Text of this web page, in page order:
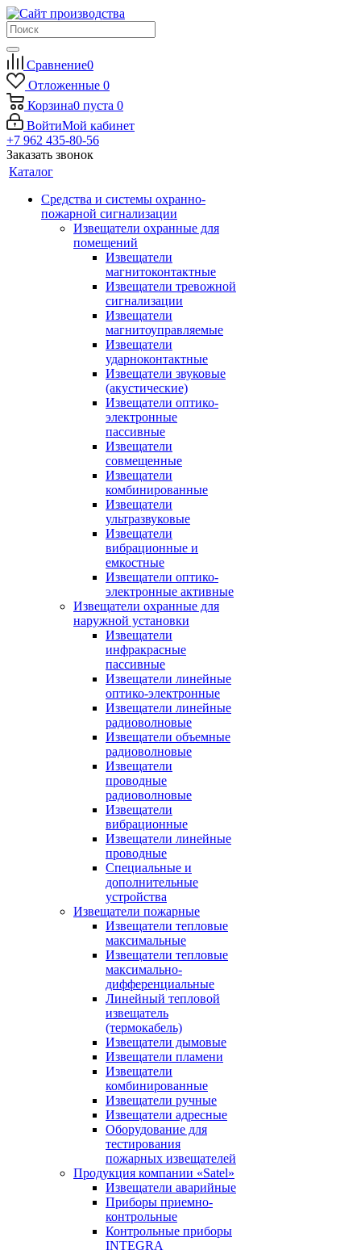
Сравнение0
Отложенные 0
Корзина0 пуста 0
ВойтиМой кабинет
+7 962 435-80-56
Заказать звонок
Каталог
Средства и системы охранно-
пожарной сигнализации
Извещатели охранные для
помещений
Извещатели
магнитоконтактные
Извещатели тревожной
сигнализации
Извещатели
магнитоуправляемые
Извещатели
ударноконтактные
Извещатели звуковые
(акустические)
Извещатели оптико-
электронные
пассивные
Извещатели
совмещенные
Извещатели
комбинированные
Извещатели
ультразвуковые
Извещатели
вибрационные и
емкостные
Извещатели оптико-
электронные активные
Извещатели охранные для
наружной установки
Извещатели
инфракрасные
пассивные
Извещатели линейные
оптико-электронные
Извещатели линейные
радиоволновые
Извещатели объемные
радиоволновые
Извещатели
проводные
радиоволновые
Извещатели
вибрационные
Извещатели линейные
проводные
Специальные и
дополнительные
устройства
Извещатели пожарные
Извещатели тепловые
максимальные
Извещатели тепловые
максимально-
дифференциальные
Линейный тепловой
извещатель
(термокабель)
Извещатели дымовые
Извещатели пламени
Извещатели
комбинированные
Извещатели ручные
Извещатели адресные
Оборудование для
тестирования
пожарных извещателей
Продукция компании «Satel»
Извещатели аварийные
Приборы приемно-
контрольные
Контрольные приборы
INTEGRA